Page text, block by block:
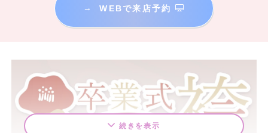
→ WEBで来店予約
続きを表示